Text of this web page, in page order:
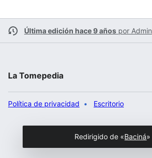
Última edición hace 9 años por Admin
La Tomepedia
Política de privacidad Escritorio
Redirigido de «Baciná»